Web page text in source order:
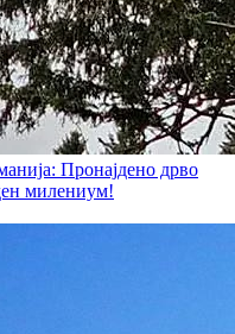
Пронајдено дрво
милениум!